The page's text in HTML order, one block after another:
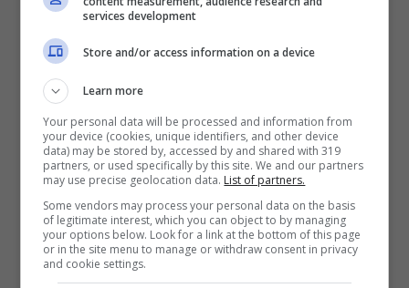
Secondo uno studio condotto nel 2019 negli Stati
Uniti, addirittura,
internet circa 1500 foto della propria prole prima
che questi compiano 8 anni.
Ma ciò non è privo di pericoli e bisogna stare molto
attenti.
Le insidie dello sharenting
I rischi e le insidie più diffuse di questa pratica
services development
Store and/or access information on a device
Learn more
Your personal data will be processed and information from
your device (cookies, unique identifiers, and other device
data) may be stored by, accessed by and shared with 319
partners, or used specifically by this site. We and our partners
may use precise geolocation data. List of partners.
Some vendors may process your personal data on the basis
of legitimate interest, which you can object to by managing
your options below. Look for a link at the bottom of this page
or in the site menu to manage or withdraw consent in privacy
and cookie settings.